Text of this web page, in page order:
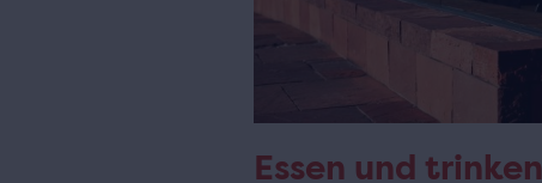
Essen und trinken